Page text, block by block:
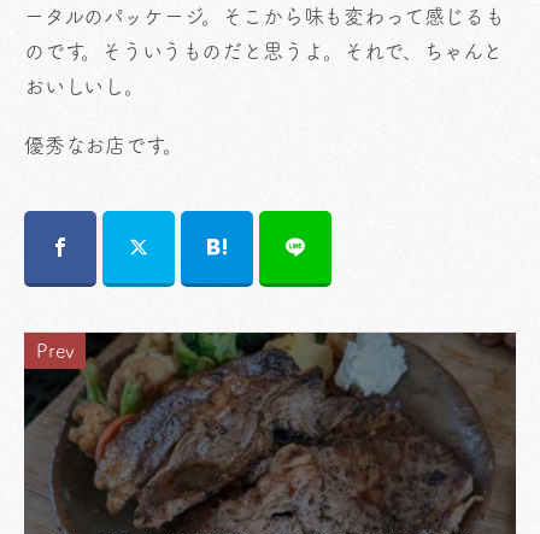
ータルのパッケージ。そこから味も変わって感じるも
のです。そういうものだと思うよ。それで、ちゃんと
おいしいし。
優秀なお店です。
Prev